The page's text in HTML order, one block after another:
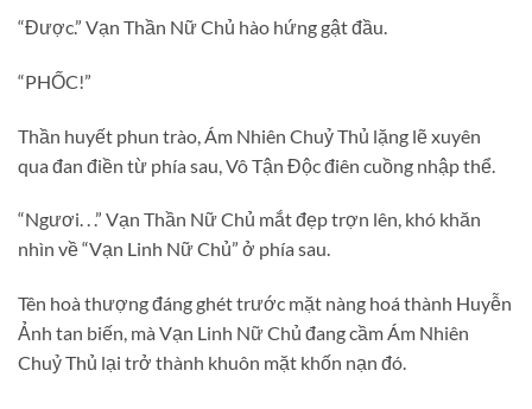
“Được.” Vạn Thần Nữ Chủ hào hứng gật đầu.
“PHỐC!”
Thần huyết phun trào, Ám Nhiên Chuỷ Thủ lặng lẽ xuyên
qua đan điền từ phía sau, Vô Tận Độc điên cuồng nhập thể.
“Ngươi. . .” Vạn Thần Nữ Chủ mắt đẹp trợn lên, khó khăn
nhìn về “Vạn Linh Nữ Chủ” ở phía sau.
Tên hoà thượng đáng ghét trước mặt nàng hoá thành Huyễn
Ảnh tan biến, mà Vạn Linh Nữ Chủ đang cầm Ám Nhiên
Chuỷ Thủ lại trở thành khuôn mặt khốn nạn đó.